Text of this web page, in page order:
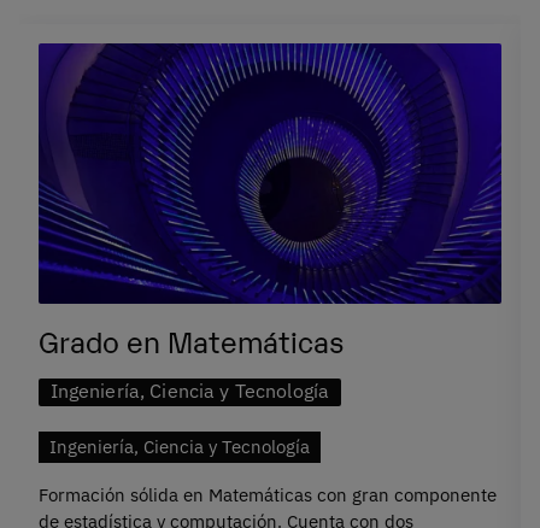
Grado en Matemáticas
Ingeniería, Ciencia y Tecnología
Ingeniería, Ciencia y Tecnología
Formación sólida en Matemáticas con gran componente
de estadística y computación. Cuenta con dos